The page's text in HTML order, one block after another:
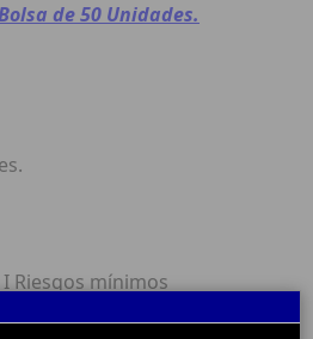
de 50 Unidades.
Riesgos mínimos
FDA